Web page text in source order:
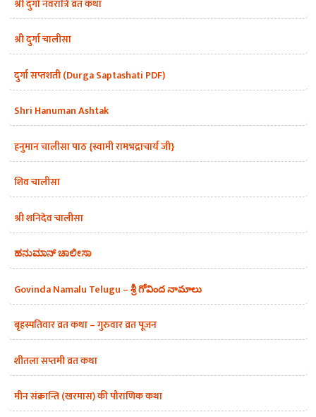
श्री दुर्गा नवरात्रि व्रत कथा
श्री दुर्गा चालीसा
दुर्गा सप्तशती (Durga Saptashati PDF)
Shri Hanuman Ashtak
हनुमान चालीसा पाठ {स्वामी रामभद्राचार्य जी}
शिव चालीसा
श्री शनिदेव चालीसा
ಹನುಮಾನ್ ಚಾಲೀಸಾ
Govinda Namalu Telugu – శ్రీ గోవింద నామాలు
बृहस्पतिवार व्रत कथा – गुरुवार व्रत पूजन
शीतला सप्तमी व्रत कथा
मीन संक्रान्ति (खरमास) की पौराणिक कथा